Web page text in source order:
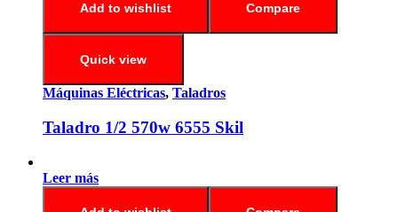
Add to wishlist Compare
Quick view
Máquinas Eléctricas, Taladros
Taladro 1/2 570w 6555 Skil
Leer más